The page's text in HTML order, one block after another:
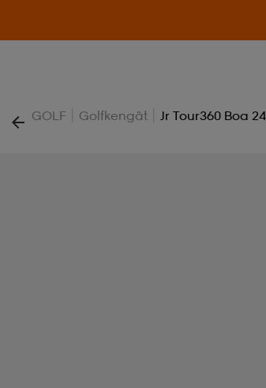
GOLF | Golfkengät | Jr Tour360 Boa 24